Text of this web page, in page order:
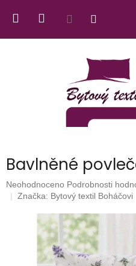
Bavlněné
Průměrné
hodnocení
Neohodnoceno Podrobnosti
Značka: Bytový textil Boháčovi